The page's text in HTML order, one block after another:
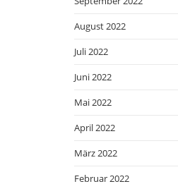
August 2022
Juli 2022
Juni 2022
Mai 2022
April 2022
März 2022
Februar 2022